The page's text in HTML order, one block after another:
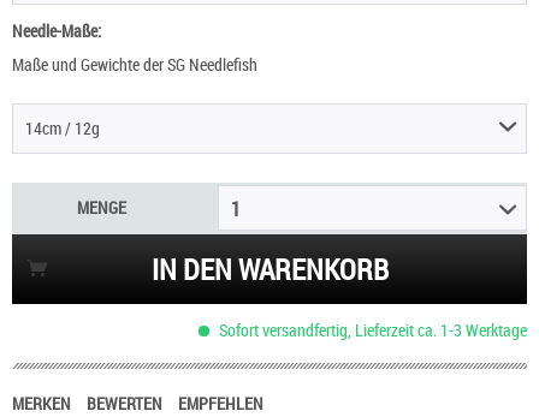
Needle-Maße:
Maße und Gewichte der SG Needlefish
14cm / 12g
MENGE 1
IN DEN WARENKORB
Sofort versandfertig, Lieferzeit ca. 1-3 Werktage
MERKEN BEWERTEN EMPFEHLEN